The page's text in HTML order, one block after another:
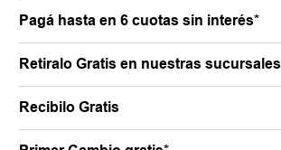
Pagá hasta en 6 cuotas sin interés*
Retiralo Gratis en nuestras sucursales
Recibilo Gratis